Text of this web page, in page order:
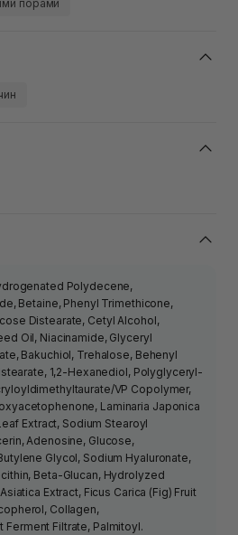
порами
Polydecene,
Betaine, Phenyl Trimethicone,
Distearate, Cetyl Alcohol,
Oil, Niacinamide, Glyceryl
Bakuchiol, Trehalose, Behenyl
1,2-Hexanediol, Polyglyceryl-
VP Copolymer,
Laminaria Japonica
Extract, Sodium Stearoyl
Adenosine, Glucose,
Glycol, Sodium Hyaluronate,
Beta-Glucan, Hydrolyzed
Extract, Ficus Carica (Fig) Fruit
Collagen,
Filtrate, Palmitoyl.